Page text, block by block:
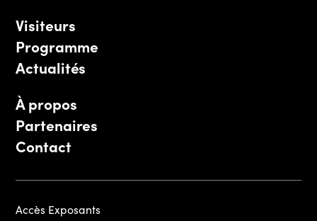
Visiteurs
Programme
Actualités
À propos
Partenaires
Contact
Accès Exposants